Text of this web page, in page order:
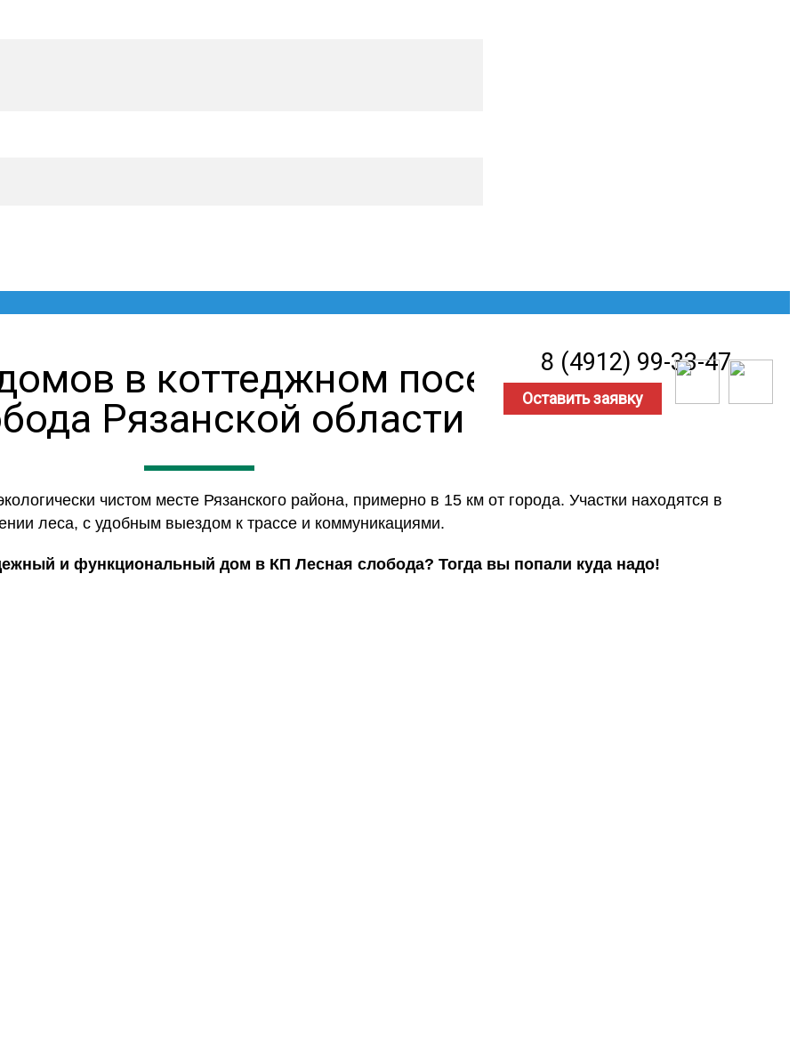
8 (4912) 99-33-47
Оставить заявку
в коттеджном поселке Лесная
Рязанской области
чистом месте Рязанского района, примерно в 15 км от города. Участки находятся в
леса, с удобным выездом к трассе и коммуникациями.
и функциональный дом в КП Лесная слобода? Тогда вы попали куда надо!